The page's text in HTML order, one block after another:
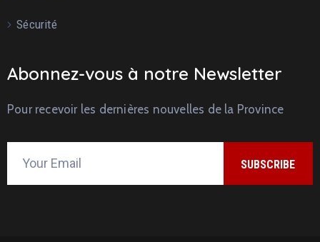
Sécurité
Abonnez-vous à notre Newsletter
Pour recevoir les dernières nouvelles de la Province